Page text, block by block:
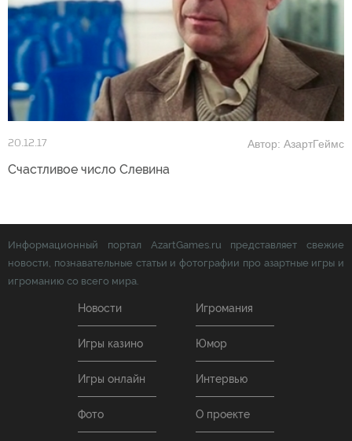
20.12.17 Автор: АзартГеймс
Счастливое число Слевина
Информационный портал AzartGames.ru представляет свежие
новости, познавательные статьи и фотографии про азартные игры и
игроманию со всего мира.
Новости Игромания
Игры казино Юмор
Игры онлайн Интервью
Фото О проекте